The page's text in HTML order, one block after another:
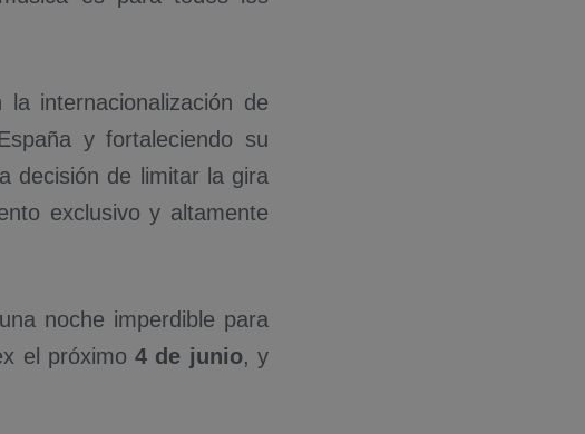
internacionalización de
y fortaleciendo su
decisión de limitar la gira
exclusivo y altamente
noche imperdible para
el próximo4 de junio, y